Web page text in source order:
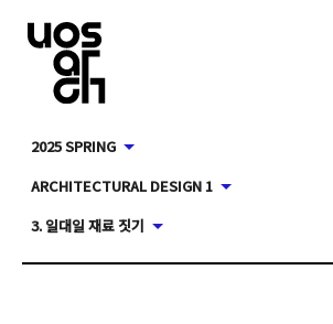
2025 SPRING
ARCHITECTURAL DESIGN 1
3. 일대일 재료 짓기